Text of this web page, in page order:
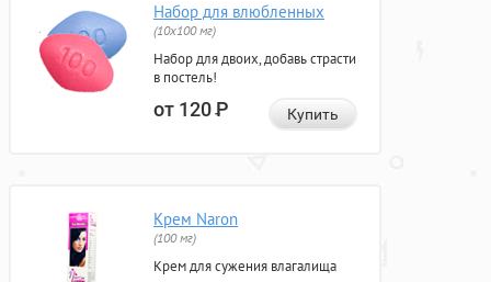
Набор для влюбленных
(10х100 мг)
Набор для двоих, добавь страсти
в постель!
от 120Р Купить
Крем Naron
(100 мг)
Крем для сужения влагалища